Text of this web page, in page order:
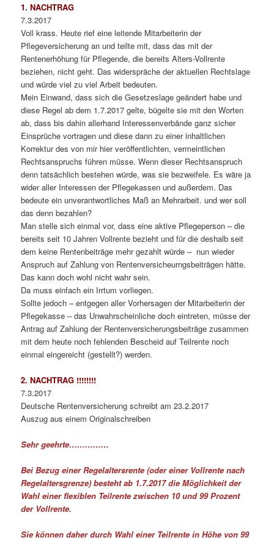
1. NACHTRAG
7.3.2017
Voll krass. Heute rief eine leitende Mitarbeiterin der
Pflegeversicherung an und teilte mit, dass das mit der
Rentenerhöhung für Pflegende, die bereits Alters-Vollrente
beziehen, nicht geht. Das widerspräche der aktuellen Rechtslage
und würde viel zu viel Arbeit bedeuten.
Mein Einwand, dass sich die Gesetzeslage geändert habe und
diese Regel ab dem 1.7.2017 gelte, bügelte sie mit den Worten
ab, dass bis dahin allerhand Interessenverbände ganz sicher
Einsprüche vortragen und diese dann zu einer inhaltlichen
Korrektur des von mir hier veröffentlichten, vermeintlichen
Rechtsanspruchs führen müsse. Wenn dieser Rechtsanspruch
denn tatsächlich bestehen würde, was sie bezweifele. Es wäre ja
wider aller Interessen der Pflegekassen und außerdem. Das
bedeute ein unverantwortliches Maß an Mehrarbeit. und wer soll
das denn bezahlen?
Man stelle sich einmal vor, dass eine aktive Pflegeperson – die
bereits seit 10 Jahren Vollrente bezieht und für die deshalb seit
dem keine Rentenbeiträge mehr gezahlt würde – nun wieder
Anspruch auf Zahlung von Rentenversicheurngsbeiträgen hätte.
Das kann doch wohl nicht wahr sein.
Da muss einfach ein Irrtum vorliegen.
Sollte jedoch – entgegen aller Vorhersagen der Mitarbeiterin der
Pflegekasse – das Unwahrscheinliche doch eintreten, müsse der
Antrag auf Zahlung der Rentenversicherungsbeiträge zusammen
mit dem heute noch fehlenden Bescheid auf Teilrente noch
einmal eingereicht (gestellt?) werden.
2. NACHTRAG !!!!!!!!
7.3.2017
Deutsche Rentenversicherung schreibt am 23.2.2017
Auszug aus einem Originalschreiben
Sehr geehrte……………
Bei Bezug einer Regelaltersrente (oder einer Vollrente nach
Regelaltersgrenze) besteht ab 1.7.2017 die Möglichkeit der
Wahl einer flexiblen Teilrente zwischen 10 und 99 Prozent
der Vollrente.
Sie können daher durch Wahl einer Teilrente in Höhe von 99